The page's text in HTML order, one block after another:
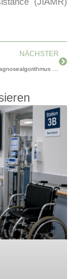
NÄCHSTERNext